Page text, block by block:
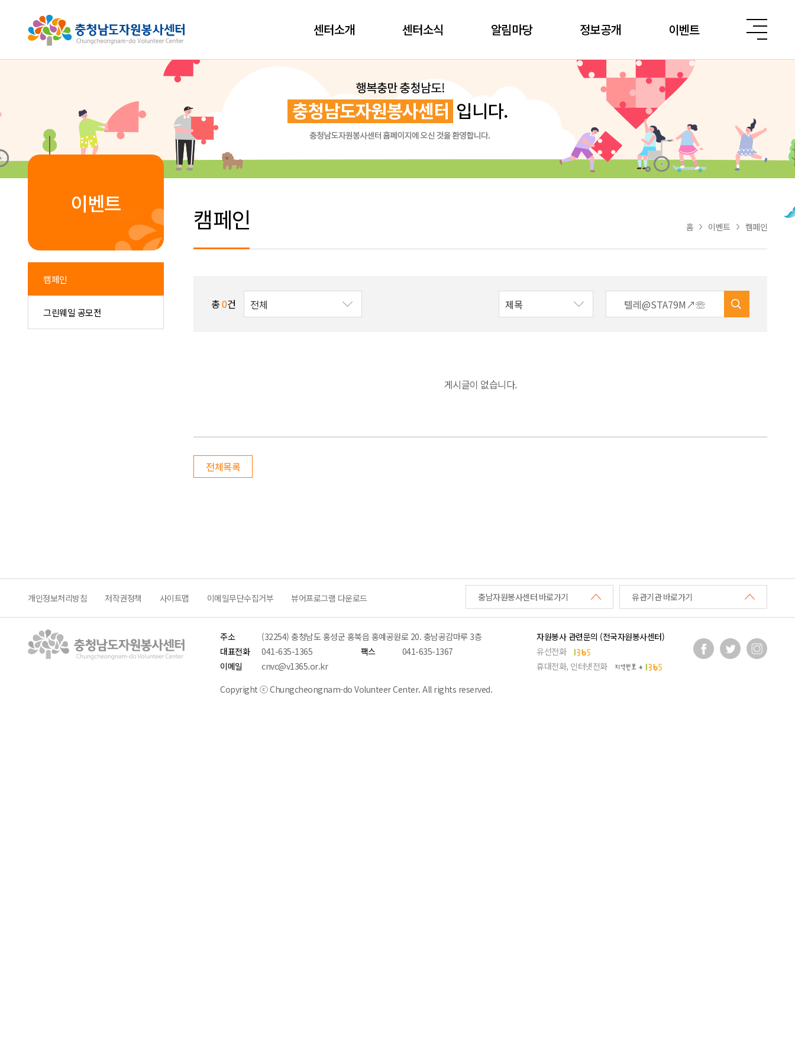
센터소개 센터소식 알림마당 정보공개 이벤트
이벤트
캠페인
그린웨일 공모전
캠페인 홈 이벤트 캠페인
총0건
게시글이 없습니다.
전체목록
개인정보처리방침 저작권정책 사이트맵 이메일무단수집거부 뷰어프로그램 다운로드 충남자원봉사센터 바로가기 유관기관 바로가기
주소
(32254) 충청남도 홍성군 홍북읍 홍예공원로 20. 충남공감마루 3층
대표전화
041-635-1365 팩스
041-635-1367
이메일
cnvc@v1365.or.kr
자원봉사 관련문의 (전국자원봉사센터)
유선전화
휴대전화, 인터넷전화
Copyright ⓒ Chungcheongnam-do Volunteer Center. All rights reserved.